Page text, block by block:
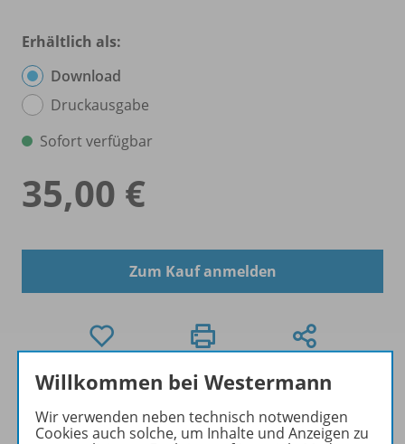
Erhältlich als:
Download
Druckausgabe
Sofort verfügbar
35,00 €
Zum Kauf anmelden
Exklusiv für Lehrkräfte
Dieses Produkt darf nur von Lehrkräften,
Referendaren/Referendarinnen und Erzieher/-innen
Willkommen bei Westermann
Wir verwenden neben technisch notwendigen
Cookies auch solche, um Inhalte und Anzeigen zu